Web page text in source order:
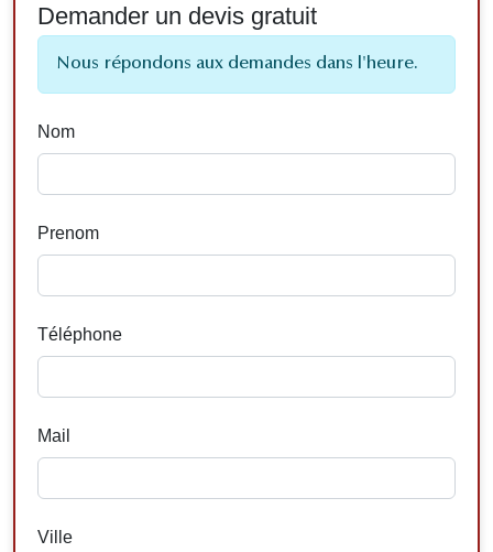
Demander un devis gratuit
Nous répondons aux demandes dans l'heure.
Nom
Prenom
Téléphone
Mail
Ville